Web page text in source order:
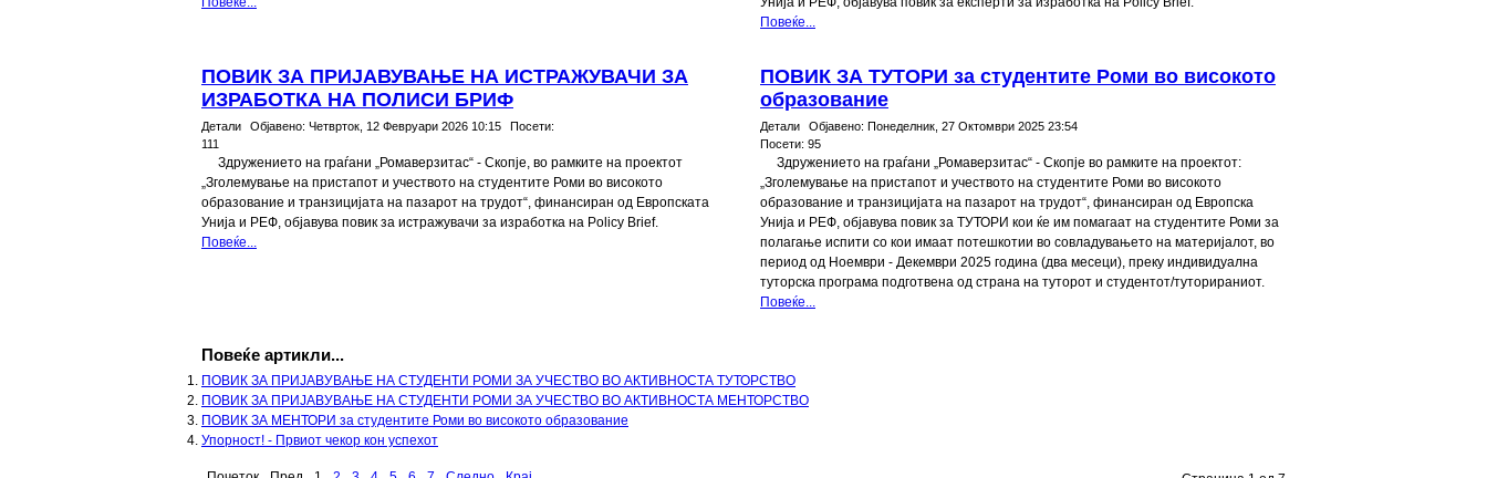
Повеќе...
ПОВИК ЗА ПРИЈАВУВАЊЕ НА ИСТРАЖУВАЧИ ЗА
ИЗРАБОТКА НА ПОЛИСИ БРИФ
Детали Објавено: Четврток, 12 Февруари 2026 10:15
Посети:
111
Здружението на граѓани „Ромаверзитас“ - Скопје, во рамките на проектот
„Зголемување на пристапот и учеството на студентите Роми во високото
образование и транзицијата на пазарот на трудот“, финансиран од Европската
Унија и РЕФ, објавува повик за истражувачи за изработка на Policy Brief.
Повеќе...
ПОВИК ЗА ТУТОРИ за студентите Роми во високото
образование
Детали Објавено: Понеделник, 27 Октомври 2025 23:54
Посети: 95
Здружението на граѓани „Ромаверзитас“ - Скопје во рамките на проектот:
„Зголемување на пристапот и учеството на студентите Роми во високото
образование и транзицијата на пазарот на трудот“, финансиран од Европска
Унија и РЕФ, објавува повик за ТУТОРИ кои ќе им помагаат на студентите Роми за
полагање испити со кои имаат потешкотии во совладувањето на материјалот, во
период од Ноември - Декември 2025 година (два месеци), преку индивидуална
туторска програма подготвена од страна на туторот и студентот/туторираниот.
Повеќе...
Повеќе артикли...
ПОВИК ЗА ПРИЈАВУВАЊЕ НА СТУДЕНТИ РОМИ ЗА УЧЕСТВО ВО АКТИВНОСТА ТУТОРСТВО
ПОВИК ЗА ПРИЈАВУВАЊЕ НА СТУДЕНТИ РОМИ ЗА УЧЕСТВО ВО АКТИВНОСТА МЕНТОРСТВО
ПОВИК ЗА МЕНТОРИ за студентите Роми во високото образование
Упорност! - Првиот чекор кон успехот